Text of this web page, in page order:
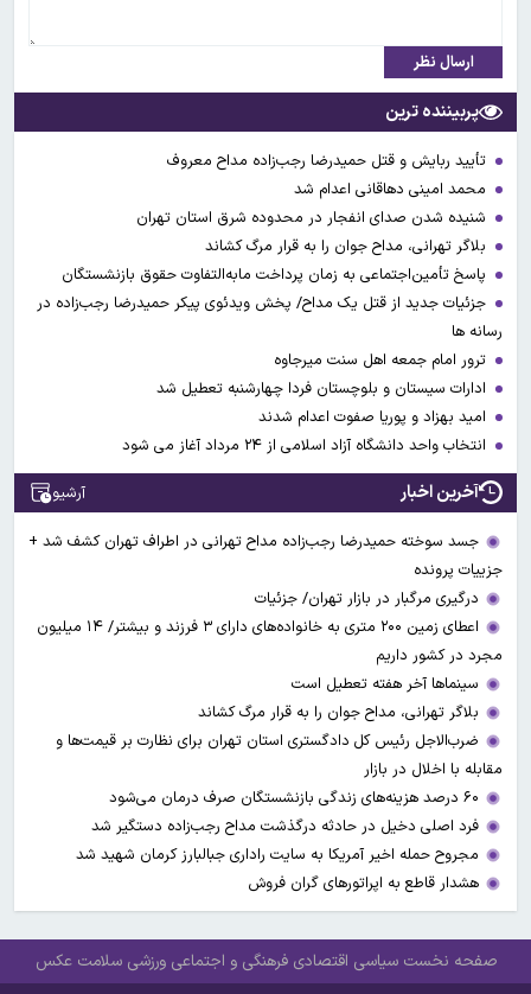
ارسال نظر
پربیننده ترین
تأیید ربایش و قتل حمیدرضا رجب‌زاده مداح معروف
محمد امینی دهاقانی اعدام شد
شنیده شدن صدای انفجار در محدوده شرق استان تهران
بلاگر تهرانی، مداح جوان را به قرار مرگ کشاند
پاسخ تأمین‌اجتماعی به زمان پرداخت مابه‌التفاوت حقوق بازنشستگان
جزئیات جدید از قتل یک مداح/ پخش ویدئوی پیکر حمیدرضا رجب‌زاده در
رسانه ها
ترور امام جمعه اهل سنت میرجاوه
ادارات سیستان و بلوچستان فردا چهارشنبه تعطیل شد
امید بهزاد و پوریا صفوت اعدام شدند
انتخاب واحد دانشگاه آزاد اسلامی از ۲۴ مرداد آغاز می شود
آخرین اخبار آرشیو
جسد سوخته حمیدرضا رجب‌زاده مداح تهرانی در اطراف تهران کشف شد +
جزییات پرونده
درگیری مرگبار در بازار تهران/ جزئیات
اعطای زمین ۲۰۰ متری به خانواده‌های دارای ۳ فرزند و بیشتر/ ۱۴ میلیون
مجرد در کشور داریم
سینماها آخر هفته تعطیل است
بلاگر تهرانی، مداح جوان را به قرار مرگ کشاند
ضرب‌الاجل رئیس کل دادگستری استان تهران برای نظارت بر قیمت‌ها و
مقابله با اخلال در بازار
۶۰ درصد هزینه‌های زندگی بازنشستگان صرف درمان می‌شود
فرد اصلی دخیل در حادثه درگذشت مداح رجب‌زاده دستگیر شد
مجروح حمله اخیر آمریکا به سایت راداری جبالبارز کرمان شهید شد
هشدار قاطع به اپراتورهای گران فروش
صفحه نخست سیاسی اقتصادی فرهنگی و اجتماعی ورزشی سلامت عکس